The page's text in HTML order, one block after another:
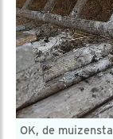
OK, de